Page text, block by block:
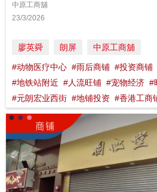
中原工商舖
23/3/2026
廖英舜 朗屏 中原工商舖
#动物医疗中心 #雨后商铺 #投资商铺
#地铁站附近 #人流旺铺 #宠物经济 #
#元朗宏业西街 #地铺投资 #香港工商